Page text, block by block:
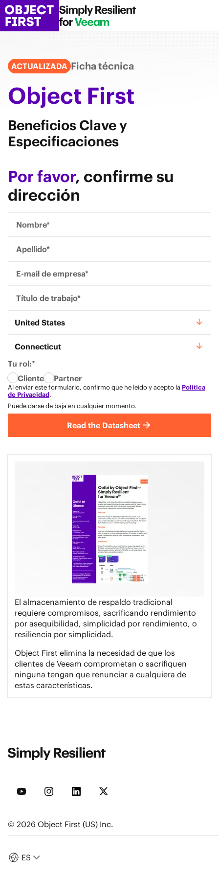
ACTUALIZADA Ficha técnica
Object First
Beneficios Clave y
Especificaciones
El almacenamiento de respaldo tradicional
requiere compromisos, sacrificando rendimiento
por asequibilidad, simplicidad por rendimiento, o
resiliencia por simplicidad.
Object First elimina la necesidad de que los
clientes de Veeam comprometan o sacrifiquen
ninguna tengan que renunciar a cualquiera de
estas características.
Por favor, confirme su
dirección
Nombre*
Apellido*
E-mail de empresa*
Título de trabajo*
País*
United States
Estado*
Connecticut
Tu rol:*
Cliente
Partner
Al enviar este formulario, confirmo que he leído y acepto la Política
de Privacidad.
Puede darse de baja en cualquier momento.
Read the Datasheet
© 2026 Object First (US) Inc.
ES